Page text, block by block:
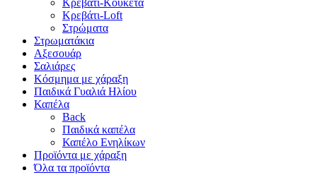
Κρεβάτι-Κουκέτα
Κρεβάτι-Loft
Στρώματα
Στρωματάκια
Αξεσουάρ
Σαλιάρες
Κόσμημα με χάραξη
Παιδικά Γυαλιά Ηλίου
Καπέλα
Back
Παιδικά καπέλα
Καπέλο Ενηλίκων
Προϊόντα με χάραξη
Όλα τα προϊόντα